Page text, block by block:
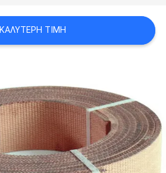
ΚΑΛΎΤΕΡΗ ΤΙΜΉ